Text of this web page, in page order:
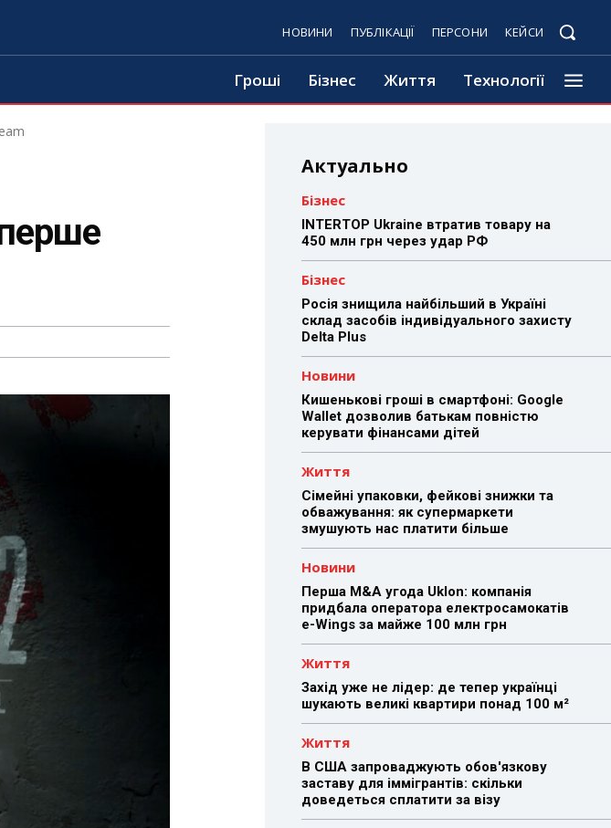
НОВИНИ ПУБЛІКАЦІЇ ПЕРСОНИ КЕЙСИ
Гроші Бізнес Життя Технології
Актуально
Бізнес
INTERTOP Ukraine втратив товару на
450 млн грн через удар РФ
Бізнес
Росія знищила найбільший в Україні
склад засобів індивідуального захисту
Delta Plus
Новини
Кишенькові гроші в смартфоні: Google
Wallet дозволив батькам повністю
керувати фінансами дітей
Життя
Сімейні упаковки, фейкові знижки та
обважування: як супермаркети
змушують нас платити більше
Новини
Перша M&A угода Uklon: компанія
придбала оператора електросамокатів
e-Wings за майже 100 млн грн
Життя
Захід уже не лідер: де тепер українці
шукають великі квартири понад 100 м²
Життя
В США запроваджують обов'язкову
заставу для іммігрантів: скільки
доведеться сплатити за візу